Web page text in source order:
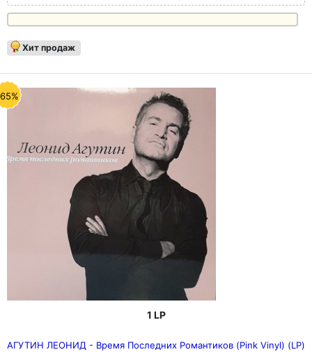
Хит продаж
1 LP
АГУТИН ЛЕОНИД - Время Последних Романтиков (Pink Vinyl) (LP)